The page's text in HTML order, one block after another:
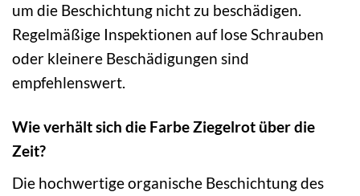
um die Beschichtung nicht zu beschädigen.
Regelmäßige Inspektionen auf lose Schrauben
oder kleinere Beschädigungen sind
empfehlenswert.
Wie verhält sich die Farbe Ziegelrot über die
Zeit?
Die hochwertige organische Beschichtung des